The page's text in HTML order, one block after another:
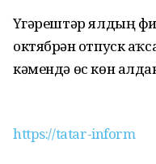
Үҙгәрештәр ялдың
октябрҙән отпуск
кәмендә өс көн
https://tatar-inform